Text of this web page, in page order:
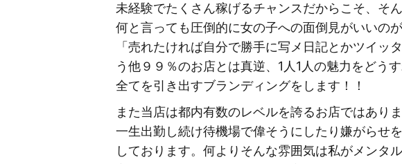
未経験でたくさん稼げるチャンスだからこそ、そ
何と言っても圧倒的に女の子への面倒見がいいの
「売れたければ自分で勝手に写メ日記とかツイ
う他９９％のお店とは真逆、1人1人の魅力をどう
全てを引き出すブランディングをします！！
また当店は都内有数のレベルを誇るお店ではあり
一生出勤し続け待機場で偉そうにしたり嫌がらせ
しております。何よりそんな雰囲気は私がメンタ